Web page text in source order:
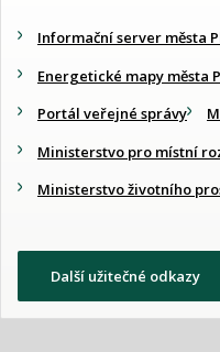
Informační server města
Energetické mapy města
Portál veřejné správy
Ministerstvo pro místní
Ministerstvo životního
Další užitečné odkazy